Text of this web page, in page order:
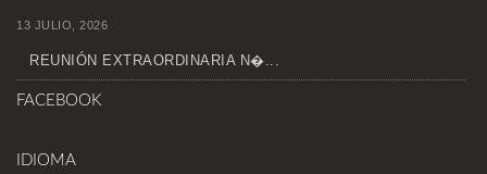
13 JULIO, 2026
REUNIÓN EXTRAORDINARIA N�...
FACEBOOK
IDIOMA